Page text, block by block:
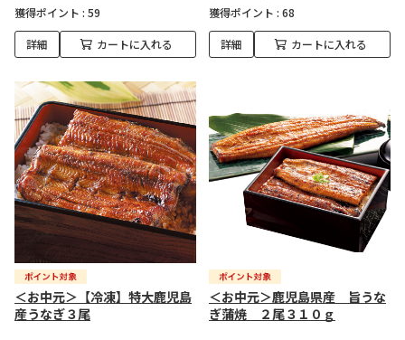
獲得ポイント : 59
詳細 カートに入れる
獲得ポイント : 68
詳細 カートに入れる
＜お中元＞【冷凍】特大鹿児島
産うなぎ３尾
＜お中元＞鹿児島県産 旨うな
ぎ蒲焼 ２尾３１０ｇ